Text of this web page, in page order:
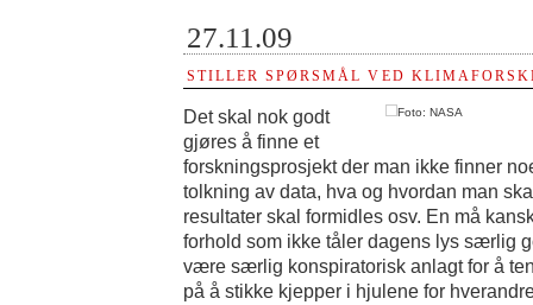
27.11.09
STILLER SPØRSMÅL VED
Foto: NASA
Det skal nok godt
gjøres å finne et
forskningsprosjekt der man ikke finner
tolkning av data, hva og hvordan man
resultater skal formidles osv. En må
forhold som ikke tåler dagens lys særlig
være særlig konspiratorisk anlagt for å
på å stikke kjepper i hjulene for